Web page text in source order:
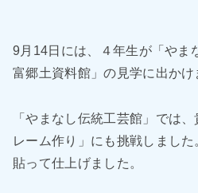
9月14日には、４年生が「やま
富郷土資料館」の見学に出かけ
「やまなし伝統工芸館」では
レーム作り」にも挑戦しまし
貼って仕上げました。